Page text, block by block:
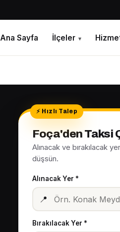
Ana Sayfa İlçeler ▾
Foça'den Taksi
Alınacak ve bırakılacak
düşsün.
Alınacak Yer *
📍
Bırakılacak Yer *